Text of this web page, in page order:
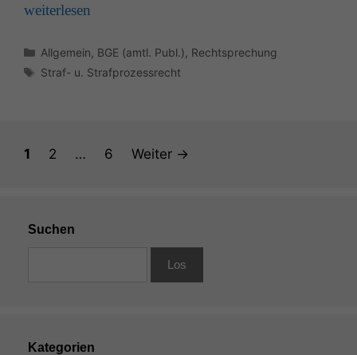
weit­er­lesen
Kategorien
Allgemein BGE (amtl. Publ.) Rechtsprechung
Schlagwörter
Straf- u. Strafprozessrecht
Seite
1 Seite
2 … Seite
6 Weiter →
Suchen
Kategorien